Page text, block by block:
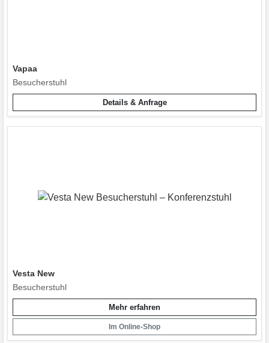
Vapaa
Besucherstuhl
Details & Anfrage
Vesta New
Besucherstuhl
Mehr erfahren
Im Online-Shop